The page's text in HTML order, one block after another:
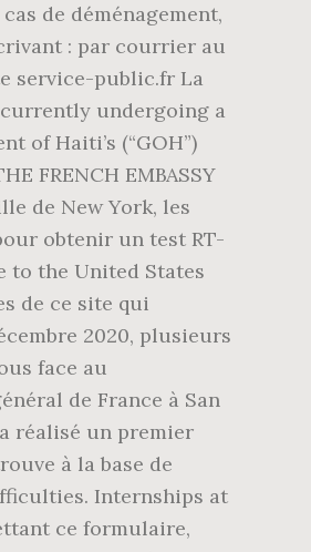
de déménagement,
: par courrier au
service-public.fr La
undergoing a
of Haiti’s (“GOH”)
FRENCH EMBASSY
de New York, les
obtenir un test RT-
to the United States
de ce site qui
2020, plusieurs
face au
de France à San
réalisé un premier
à la base de
Internships at
ce formulaire,